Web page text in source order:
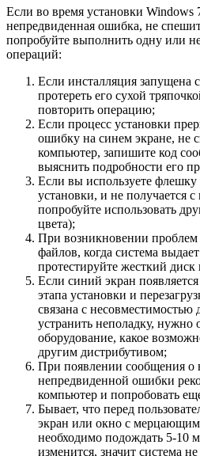
Если во время установки Windows
непредвиденная ошибка, не
попробуйте выполнить одну или
операций:
Если инсталляция запущена
протереть его сухой
повторить операцию;
Если процесс установки
ошибку на синем экране, не
компьютер, запишите код
выяснить подробности его
Если вы используете флешку
установки, и не получается с
попробуйте использовать
цвета);
При возникновении проблем
файлов, когда система
протестируйте жесткий
Если синий экран
этапа установки и
связана с несовместимостью
устранить неполадку, нужно
оборудование, какое
другим дистрибутивом;
При появлении сообщения о
непредвиденной ошибки
компьютер и попробовать
Бывает, что перед
экран или окно с мерцающим
необходимо подождать 5-10
изменится, значит система